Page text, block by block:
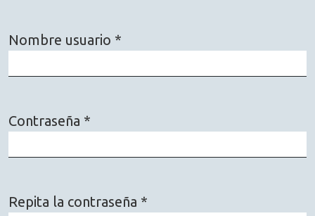
Nombre usuario *
Contraseña *
Repita la contraseña *